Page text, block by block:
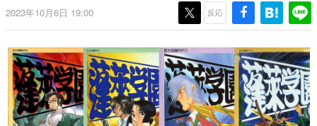
ゲーム世代の作家たち
ゲームに多大な影響を受けた作家さんに取材し、ゲームが
画です。
日本モバイルゲーム産業史
日本のモバイルゲーム史における主要なトピック・タイト
ルを網羅するほか、開発者へのインタビューや識者による
解説を掲載。約20年の歴史が一望できる決定版！
2023年10月6日 19:00 反応